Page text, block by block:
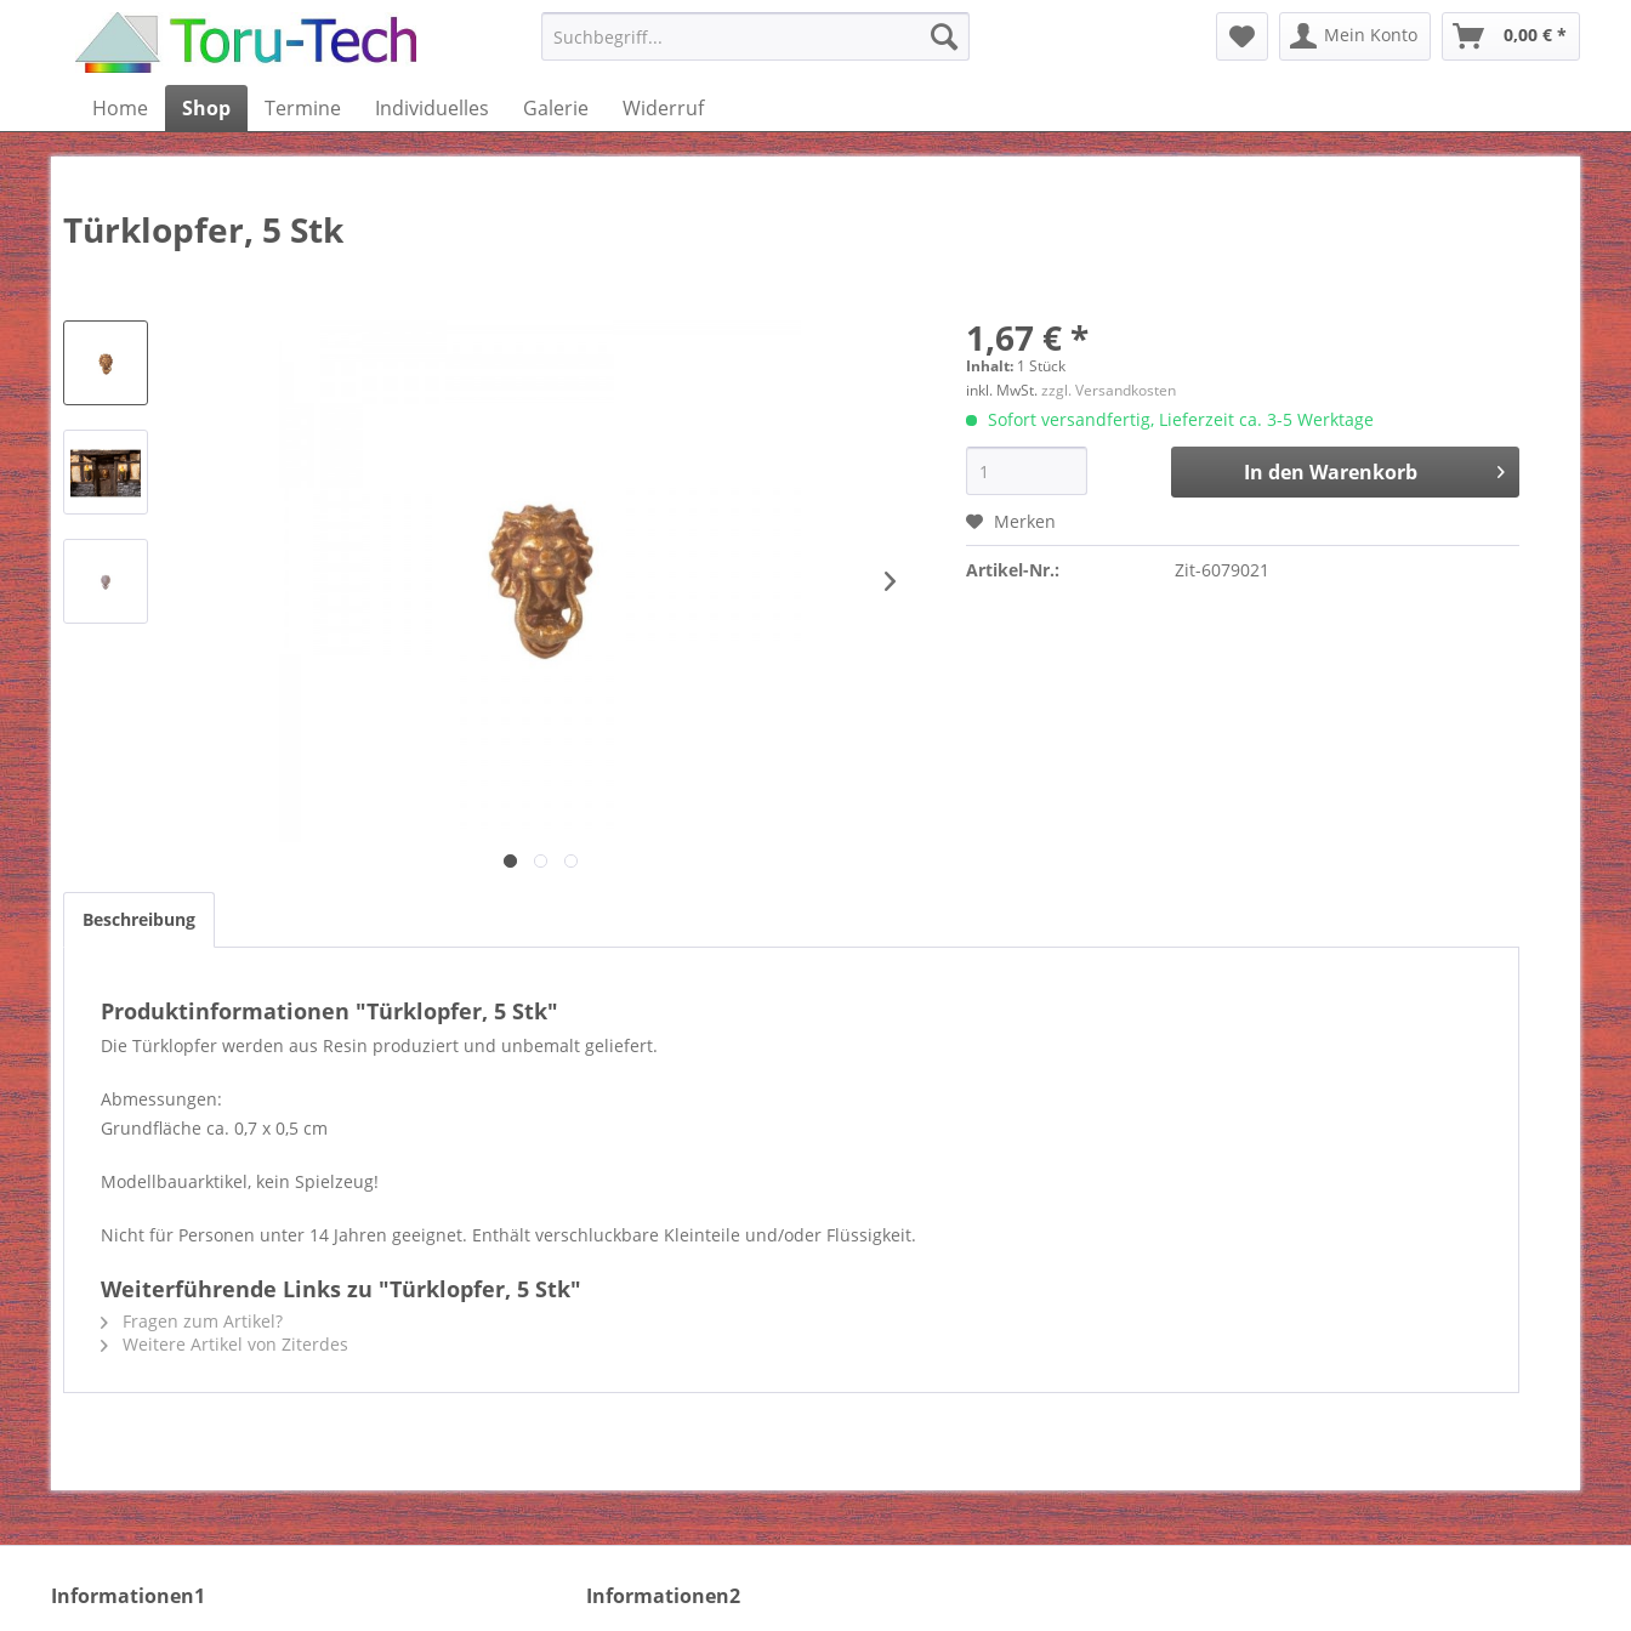
Mein Konto 0,00 € *
Home Shop Termine Individuelles Galerie Widerruf
Türklopfer, 5 Stk
1,67 € *
Inhalt: 1 Stück
inkl. MwSt.zzgl. Versandkosten
Sofort versandfertig, Lieferzeit ca. 3-5 Werktage
In den Warenkorb
Merken
Artikel-Nr.: Zit-6079021
Beschreibung
Produktinformationen "Türklopfer, 5 Stk"
Die Türklopfer werden aus Resin produziert und unbemalt geliefert.
Abmessungen:
Grundfläche ca. 0,7 x 0,5 cm
Modellbauarktikel, kein Spielzeug!
Nicht für Personen unter 14 Jahren geeignet. Enthält verschluckbare Kleinteile und/oder Flüssigkeit.
Weiterführende Links zu "Türklopfer, 5 Stk"
Fragen zum Artikel?
Weitere Artikel von Ziterdes
Informationen1 Informationen2